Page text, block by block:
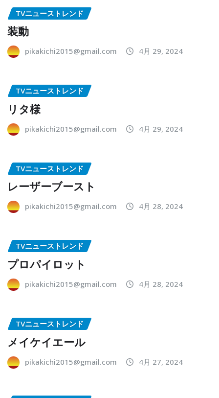
TVニューストレンド
装動
pikakichi2015@gmail.com 4月 29, 2024
TVニューストレンド
リタ様
pikakichi2015@gmail.com 4月 29, 2024
TVニューストレンド
レーザーブースト
pikakichi2015@gmail.com 4月 28, 2024
TVニューストレンド
プロパイロット
pikakichi2015@gmail.com 4月 28, 2024
TVニューストレンド
メイケイエール
pikakichi2015@gmail.com 4月 27, 2024